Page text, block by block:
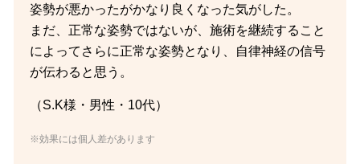
姿勢が悪かったがかなり良くなった気がした。
まだ、正常な姿勢ではないが、施術を継続すること
によってさらに正常な姿勢となり、自律神経の信号
が伝わると思う。
（S.K様・男性・10代）
※効果には個人差があります